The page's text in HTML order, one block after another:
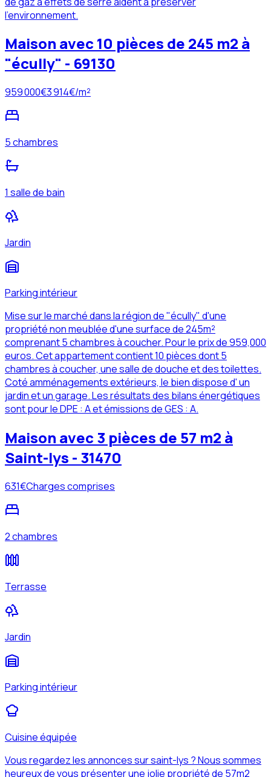
l'environnement.
Maison avec 10 pièces de 245 m2 à
"écully" - 69130
959 000€3 914€/m²
5 chambres
1 salle de bain
Jardin
Parking intérieur
Mise sur le marché dans la région de "écully" d'une
propriété non meublée d'une surface de 245m²
comprenant 5 chambres à coucher. Pour le prix de 959,000
euros. Cet appartement contient 10 pièces dont 5
chambres à coucher, une salle de douche et des toilettes.
Coté amménagements extérieurs, le bien dispose d' un
jardin et un garage. Les résultats des bilans énergétiques
sont pour le DPE : A et émissions de GES : A.
Maison avec 3 pièces de 57 m2 à
Saint-lys - 31470
631€Charges comprises
2 chambres
Terrasse
Jardin
Parking intérieur
Cuisine équipée
Vous regardez les annonces sur saint-lys ? Nous sommes
heureux de vous présenter une jolie propriété de 57m2